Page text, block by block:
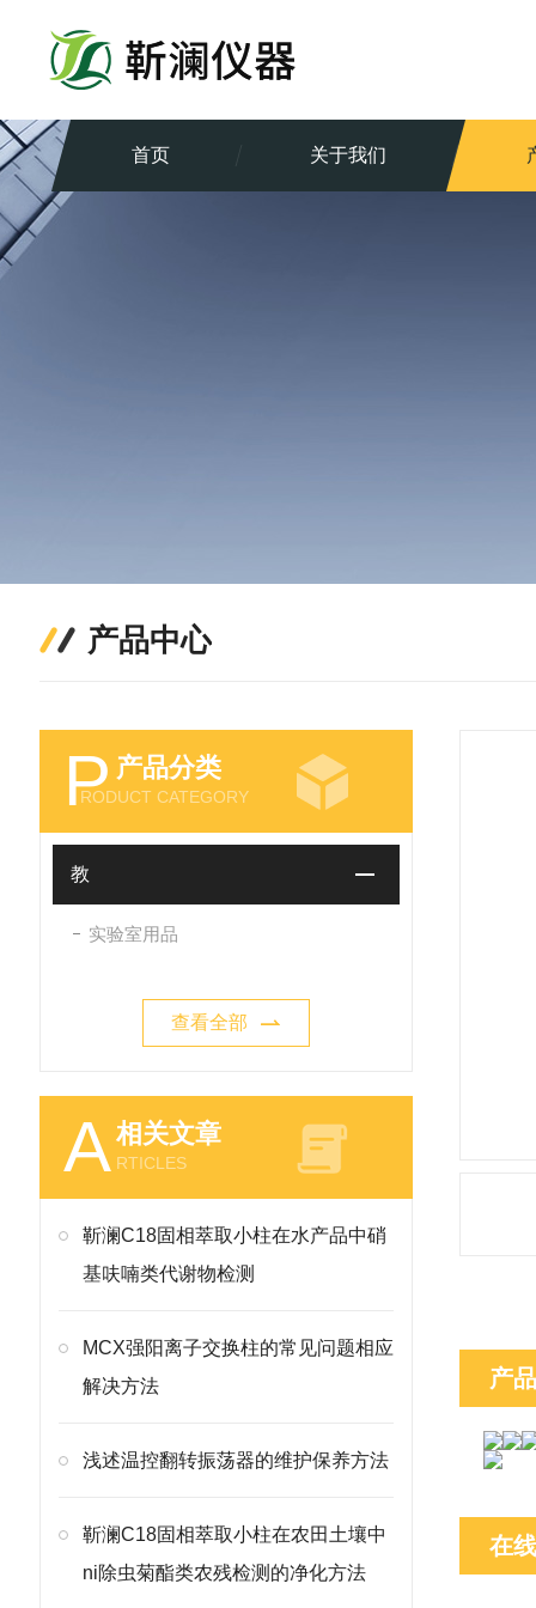
首页 关于我们
产品中心
P 产品分类
RODUCT CATEGORY
教
实验室用品
查看全部
A相关文章
RTICLES
靳澜C18固相萃取小柱在水产品中硝
基呋喃类代谢物检测
MCX强阳离子交换柱的常见问题相应
解决方法
浅述温控翻转振荡器的维护保养方法
靳澜C18固相萃取小柱在农田土壤中
ni除虫菊酯类农残检测的净化方法
产
在